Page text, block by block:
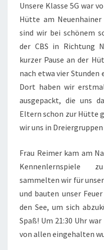
Unsere Klasse 5G war
Hütte am Neuenhainer
sind wir bei schönem
der CBS in Richtung
kurzer Pause an der
nach etwa vier Stunden
Dort haben wir
ausgepackt, die uns
Eltern schon zur Hütte
wir uns in
Frau Reimer kam am
Kennenlernspiele
sammelten wir für
und bauten unser
den See, um sich
Spaß! Um 21:30 Uhr
von allen eingehalten